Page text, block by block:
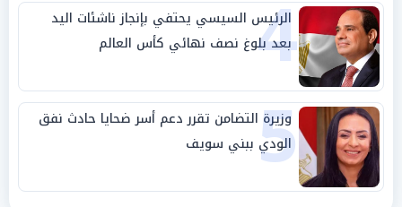
4
الرئيس السيسي يحتفي بإنجاز ناشئات اليد
بعد بلوغ نصف نهائي كأس العالم
5
وزيرة التضامن تقرر دعم أسر ضحايا حادث نفق
الودي ببني سويف